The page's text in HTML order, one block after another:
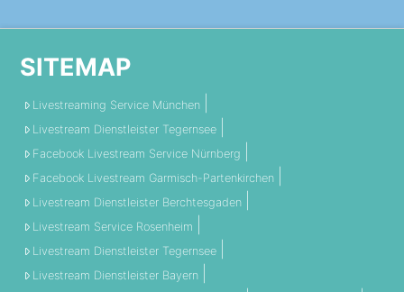
SITEMAP
Livestreaming Service München
Livestream Dienstleister Tegernsee
Facebook Livestream Service Nürnberg
Facebook Livestream Garmisch-Partenkirchen
Livestream Dienstleister Berchtesgaden
Livestream Service Rosenheim
Livestream Dienstleister Tegernsee
Livestream Dienstleister Bayern